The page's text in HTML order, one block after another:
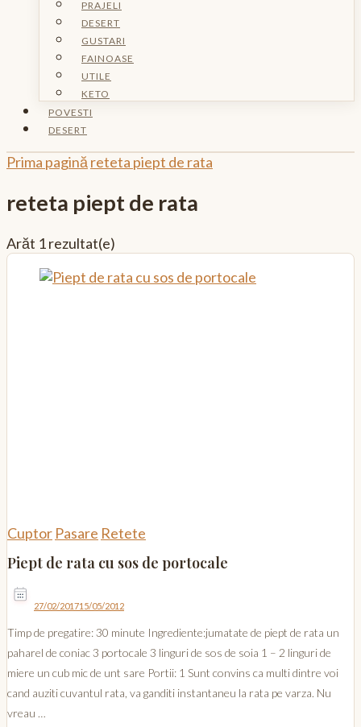
PRAJELI
DESERT
GUSTARI
FAINOASE
UTILE
KETO
POVESTI
DESERT
Prima pagină reteta piept de rata
reteta piept de rata
Arăt 1 rezultat(e)
Cuptor Pasare Retete
Piept de rata cu sos de portocale
27/02/201715/05/2012
Timp de pregatire: 30 minute Ingrediente:jumatate de piept de rata un
paharel de coniac 3 portocale 3 linguri de sos de soia 1 – 2 linguri de
miere un cub mic de unt sare Portii: 1 Sunt convins ca multi dintre voi
cand auziti cuvantul rata, va ganditi instantaneu la rata pe varza. Nu
vreau …